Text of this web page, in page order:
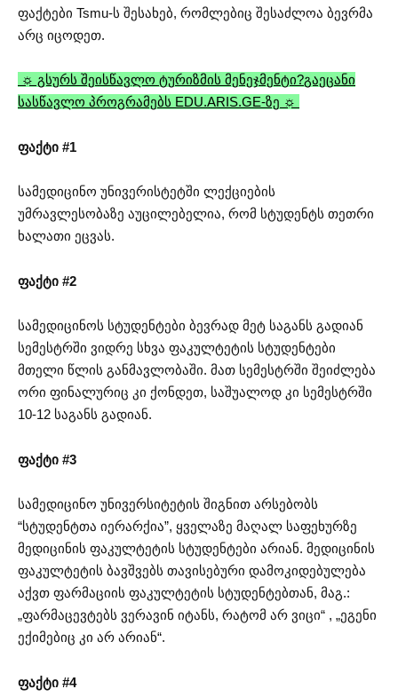
ფაქტები Tsmu-ს შესახებ, რომლებიც შესაძლოა ბევრმა
არც იცოდეთ.
☼ გსურს შეისწავლო ტურიზმის მენეჯმენტი?გაეცანი
სასწავლო პროგრამებს EDU.ARIS.GE-ზე ☼
ფაქტი #1
სამედიცინო უნივერისტეტში ლექციების
უმრავლესობაზე აუცილებელია, რომ სტუდენტს თეთრი
ხალათი ეცვას.
ფაქტი #2
სამედიცინოს სტუდენტები ბევრად მეტ საგანს გადიან
სემესტრში ვიდრე სხვა ფაკულტეტის სტუდენტები
მთელი წლის განმავლობაში. მათ სემესტრში შეიძლება
ორი ფინალურიც კი ქონდეთ, საშუალოდ კი სემესტრში
10-12 საგანს გადიან.
ფაქტი #3
სამედიცინო უნივერსიტეტის შიგნით არსებობს
“სტუდენტთა იერარქია”, ყველაზე მაღალ საფეხურზე
მედიცინის ფაკულტეტის სტუდენტები არიან. მედიცინის
ფაკულტეტის ბავშვებს თავისებური დამოკიდებულება
აქვთ ფარმაციის ფაკულტეტის სტუდენტებთან, მაგ.:
„ფარმაცევტებს ვერავინ იტანს, რატომ არ ვიცი“ , „ეგენი
ექიმებიც კი არ არიან“.
ფაქტი #4